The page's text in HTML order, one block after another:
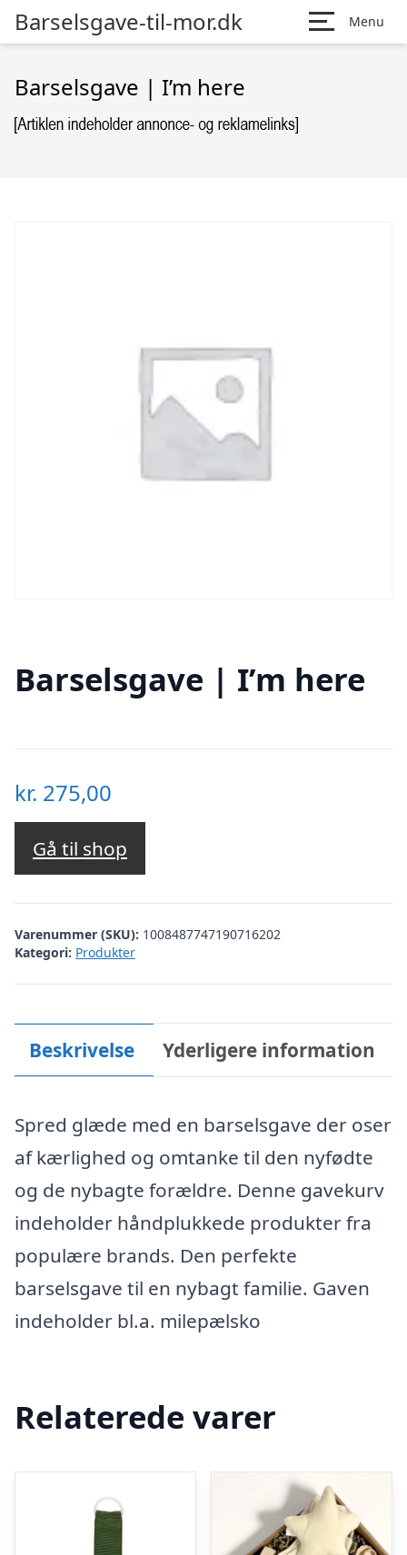
Barselsgave-til-mor.dk Menu
Barselsgave | I’m here
Barselsgave | I’m here
kr. 275,00
Gå til shop
Varenummer (SKU): 1008487747190716202
Kategori: Produkter
Beskrivelse Yderligere information
Spred glæde med en barselsgave der oser
af kærlighed og omtanke til den nyfødte
og de nybagte forældre. Denne gavekurv
indeholder håndplukkede produkter fra
populære brands. Den perfekte
barselsgave til en nybagt familie. Gaven
indeholder bl.a. milepælsko
Relaterede varer